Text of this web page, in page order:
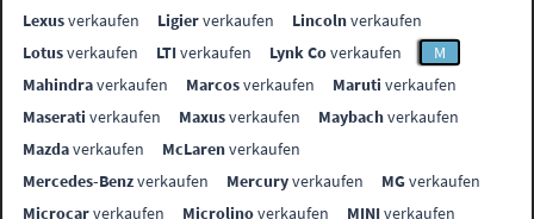
Lexusverkaufen Ligierverkaufen Lincolnverkaufen
Lotusverkaufen LTIverkaufen Lynk Coverkaufen
M
Mahindraverkaufen Marcosverkaufen Maruti verkaufen
Maserati verkaufen Maxusverkaufen Maybachverkaufen
Mazdaverkaufen McLarenverkaufen
Mercedes-Benzverkaufen Mercuryverkaufen MGverkaufen
Microcarverkaufen Microlinoverkaufen MINIverkaufen